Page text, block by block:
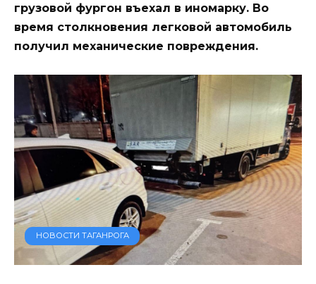
грузовой фургон въехал в иномарку. Во
время столкновения легковой автомобиль
получил механические повреждения.
НОВОСТИ ТАГАНРОГА